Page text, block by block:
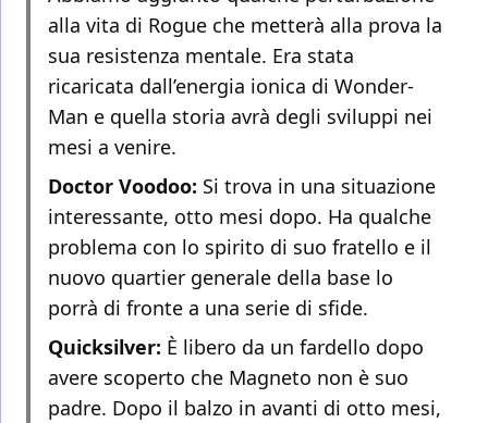
alla vita di Rogue che metterà alla prova la
sua resistenza mentale. Era stata
ricaricata dall’energia ionica di Wonder-
Man e quella storia avrà degli sviluppi nei
mesi a venire.
Doctor Voodoo: Si trova in una situazione
interessante, otto mesi dopo. Ha qualche
problema con lo spirito di suo fratello e il
nuovo quartier generale della base lo
porrà di fronte a una serie di sfide.
Quicksilver: È libero da un fardello dopo
avere scoperto che Magneto non è suo
padre. Dopo il balzo in avanti di otto mesi,